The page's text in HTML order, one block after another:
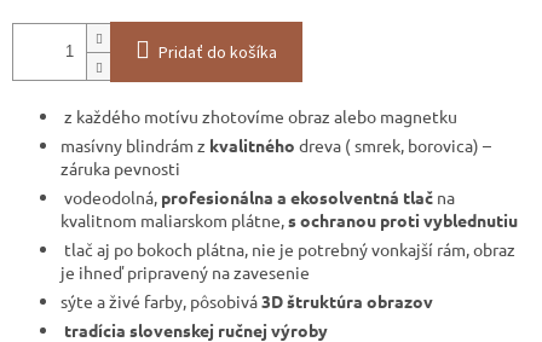
Pridať do košíka
z každého motívu zhotovíme obraz alebo magnetku
masívny blindrám z kvalitného dreva ( smrek, borovica) –
záruka pevnosti
vodeodolná, profesionálna a ekosolventná tlač na
kvalitnom maliarskom plátne,s ochranou proti vyblednutiu
tlač aj po bokoch plátna, nie je potrebný vonkajší rám, obraz
je ihneď pripravený na zavesenie
sýte a živé farby, pôsobivá3D štruktúra obrazov
tradícia slovenskej ručnej výroby